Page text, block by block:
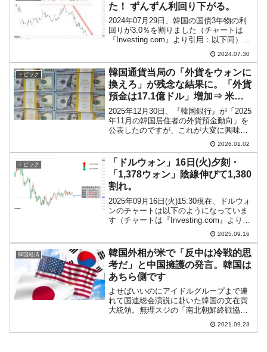
た！ ずんずん利回り下がる。
2024年07月29日、韓国の国債3年物の利
回りが3.0％を割りました（チャートは
『Investing.com』より引用：以下同）。
以下をご覧ください。※韓国の場合は
「10年物」ではなく、最も枚数の多い3年
物を基準に考えます。これは韓国メデ...
2024.07.30
トピック
韓国通貨当局の「外貨をウォンに
換えろ」が残念な結果に。「外貨
預金は17.1億ドル」増加⇒ 米ド
ルは19.6億ドル増えた。
2025年12月30日、『韓国銀行』が「2025
年11月の韓国居住者の外貨預金動向」を
公表したのですが、これが大変に興味深
い結果となっています。件 名：2025年11
月中の居住者外貨預金動向□2025年11月
末現在、外国為替銀行の居住者外貨...
2026.01.02
トピック
「ドルウォン」16日(火)夕刻・
「1,378ウォン」陰線伸びて1,380
割れ。
2025年09月16日(火)15:30現在、ドルウォ
ンのチャートは以下のようになっていま
す（チャートは『Investing.com』より引
用）。陰線が伸びて1,380が割れました。
現在のところ「1ドル＝1,378ウォン」近
辺の攻防となってい...
2025.09.16
韓国経済
韓国外相が米で「反中は冷戦的思
考だ」と中国擁護の発言。韓国は
あちら側です
よせばいいのにアイドルグループまで連
れて国連総会演説に赴いた韓国の文在寅
大統領。無理スジの「南北朝鮮終戦協定
の締結」を演説に取り入れ、協力してく
れるように世界に訴えました。（前略）
2021.09.23